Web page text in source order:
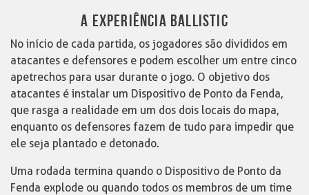
A EXPERIÊNCIA BALLISTIC
No início de cada partida, os jogadores são divididos em
atacantes e defensores e podem escolher um entre cinco
apetrechos para usar durante o jogo. O objetivo dos
atacantes é instalar um Dispositivo de Ponto da Fenda,
que rasga a realidade em um dos dois locais do mapa,
enquanto os defensores fazem de tudo para impedir que
ele seja plantado e detonado.
Uma rodada termina quando o Dispositivo de Ponto da
Fenda explode ou quando todos os membros de um time